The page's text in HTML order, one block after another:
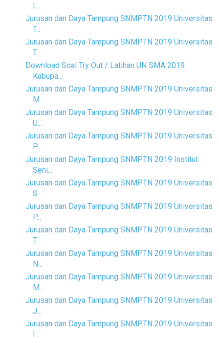
L...
Jurusan dan Daya Tampung SNMPTN 2019 Universitas
T...
Jurusan dan Daya Tampung SNMPTN 2019 Universitas
T...
Download Soal Try Out / Latihan UN SMA 2019
Kabupa...
Jurusan dan Daya Tampung SNMPTN 2019 Universitas
M...
Jurusan dan Daya Tampung SNMPTN 2019 Universitas
U...
Jurusan dan Daya Tampung SNMPTN 2019 Universitas
P...
Jurusan dan Daya Tampung SNMPTN 2019 Institut
Seni...
Jurusan dan Daya Tampung SNMPTN 2019 Universitas
S...
Jurusan dan Daya Tampung SNMPTN 2019 Universitas
P...
Jurusan dan Daya Tampung SNMPTN 2019 Universitas
T...
Jurusan dan Daya Tampung SNMPTN 2019 Universitas
N...
Jurusan dan Daya Tampung SNMPTN 2019 Universitas
M...
Jurusan dan Daya Tampung SNMPTN 2019 Universitas
J...
Jurusan dan Daya Tampung SNMPTN 2019 Universitas
I...